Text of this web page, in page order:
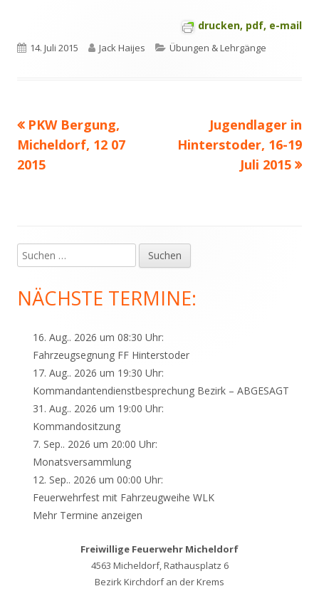
drucken, pdf, e-mail
Veröffentlicht
14. Juli 2015 Autor
Jack Haijes Kategorien
Übungen & Lehrgänge
Beitragsnavigation
Vorheriger
Beitrag:
PKW Bergung,
Micheldorf, 12 07
2015
Nächster
Beitrag
Jugendlager in
Hinterstoder, 16-19
Juli 2015
Haupt-
Seitenleiste
Suchen
nach:
NÄCHSTE TERMINE:
16. Aug.. 2026 um 08:30 Uhr:
Fahrzeugsegnung FF Hinterstoder
17. Aug.. 2026 um 19:30 Uhr:
Kommandantendienstbesprechung Bezirk – ABGESAGT
31. Aug.. 2026 um 19:00 Uhr:
Kommandositzung
7. Sep.. 2026 um 20:00 Uhr:
Monatsversammlung
12. Sep.. 2026 um 00:00 Uhr:
Feuerwehrfest mit Fahrzeugweihe WLK
Mehr Termine anzeigen
Freiwillige Feuerwehr Micheldorf
4563 Micheldorf, Rathausplatz 6
Bezirk Kirchdorf an der Krems